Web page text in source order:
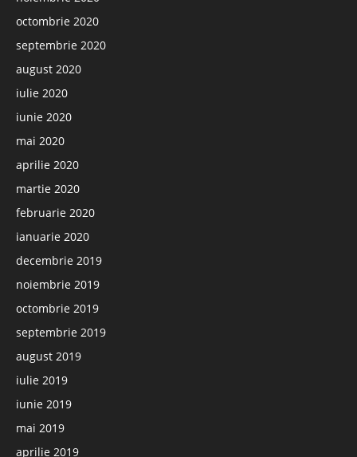
octombrie 2020
septembrie 2020
august 2020
iulie 2020
iunie 2020
mai 2020
aprilie 2020
martie 2020
februarie 2020
ianuarie 2020
decembrie 2019
noiembrie 2019
octombrie 2019
septembrie 2019
august 2019
iulie 2019
iunie 2019
mai 2019
aprilie 2019